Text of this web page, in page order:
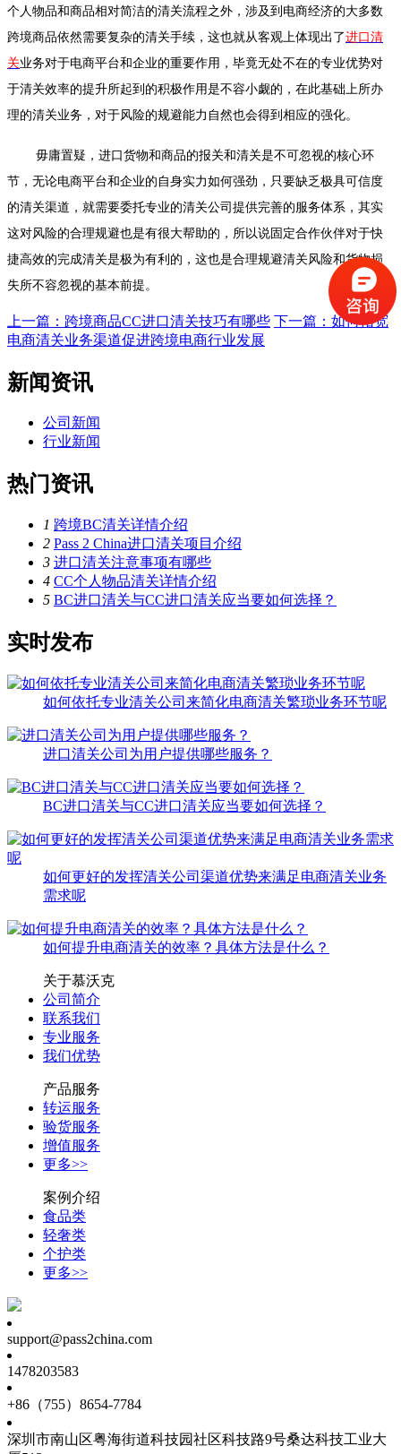
个人物品和商品相对简洁的清关流程之外，涉及到电商经济的大多数
跨境商品依然需要复杂的清关手续，这也就从客观上体现出了进口清
关业务对于电商平台和企业的重要作用，毕竟无处不在的专业优势对
于清关效率的提升所起到的积极作用是不容小觑的，在此基础上所办
理的清关业务，对于风险的规避能力自然也会得到相应的强化。
毋庸置疑，进口货物和商品的报关和清关是不可忽视的核心环
节，无论电商平台和企业的自身实力如何强劲，只要缺乏极具可信度
的清关渠道，就需要委托专业的清关公司提供完善的服务体系，其实
这对风险的合理规避也是有很大帮助的，所以说固定合作伙伴对于快
捷高效的完成清关是极为有利的，这也是合理规避清关风险和货物损
失所不容忽视的基本前提。
上一篇：跨境商品CC进口清关技巧有哪些 下一篇：如何拓宽
电商清关业务渠道促进跨境电商行业发展
新闻资讯
公司新闻
行业新闻
热门资讯
1 跨境BC清关详情介绍
2 Pass 2 China进口清关项目介绍
3 进口清关注意事项有哪些
4 CC个人物品清关详情介绍
5 BC进口清关与CC进口清关应当要如何选择？
实时发布
如何依托专业清关公司来简化电商清关繁琐业务环节呢
进口清关公司为用户提供哪些服务？
BC进口清关与CC进口清关应当要如何选择？
如何更好的发挥清关公司渠道优势来满足电商清关业务
需求呢
如何提升电商清关的效率？具体方法是什么？
关于慕沃克
公司简介
联系我们
专业服务
我们优势
产品服务
转运服务
验货服务
增值服务
更多>>
案例介绍
食品类
轻奢类
个护类
更多>>
support@pass2china.com
1478203583
+86（755）8654-7784
深圳市南山区粤海街道科技园社区科技路9号桑达科技工业大